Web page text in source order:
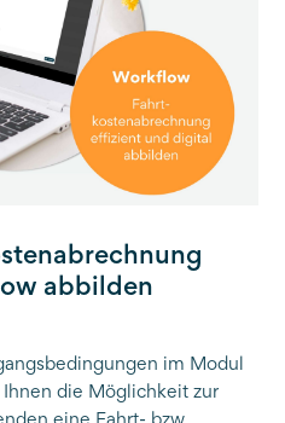
abbilden
im Modul
die Möglichkeit zur